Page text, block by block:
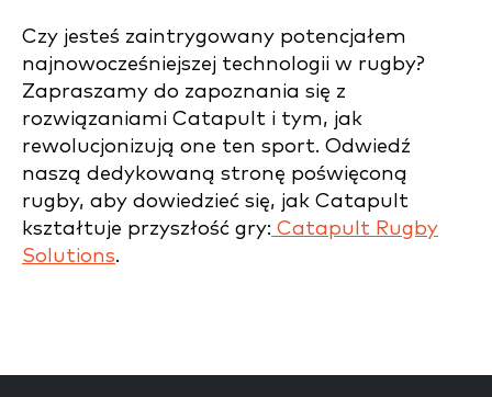
Czy jesteś zaintrygowany potencjałem
najnowocześniejszej technologii w rugby?
Zapraszamy do zapoznania się z
rozwiązaniami Catapult i tym, jak
rewolucjonizują one ten sport. Odwiedź
naszą dedykowaną stronę poświęconą
rugby, aby dowiedzieć się, jak Catapult
kształtuje przyszłość gry: Catapult Rugby
Solutions.